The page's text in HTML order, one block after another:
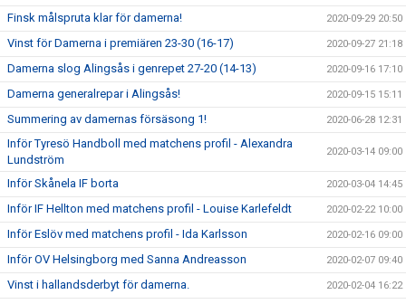
Finsk målspruta klar för damerna! 2020-09-29 20:50
Vinst för Damerna i premiären 23-30 (16-17) 2020-09-27 21:18
Damerna slog Alingsås i genrepet 27-20 (14-13) 2020-09-16 17:10
Damerna generalrepar i Alingsås! 2020-09-15 15:11
Summering av damernas försäsong 1! 2020-06-28 12:31
Inför Tyresö Handboll med matchens profil - Alexandra
Lundström
2020-03-14 09:00
Inför Skånela IF borta 2020-03-04 14:45
Inför IF Hellton med matchens profil - Louise Karlefeldt 2020-02-22 10:00
Inför Eslöv med matchens profil - Ida Karlsson 2020-02-16 09:00
Inför OV Helsingborg med Sanna Andreasson 2020-02-07 09:40
Vinst i hallandsderbyt för damerna. 2020-02-04 16:22